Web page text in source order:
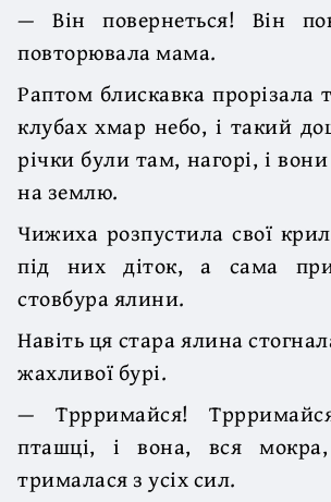
— Він повернеться! Він
повторювала мама.
Раптом блискавка прорізала
клубах хмар небо, і такий
річки були там, нагорі, і
на землю.
Чижиха розпустила свої
під них діток, а сама
стовбура ялини.
Навіть ця стара ялина
жахливої бурі.
— Тррримайся!
пташці, і вона, вся мокра,
трималася з усіх сил.